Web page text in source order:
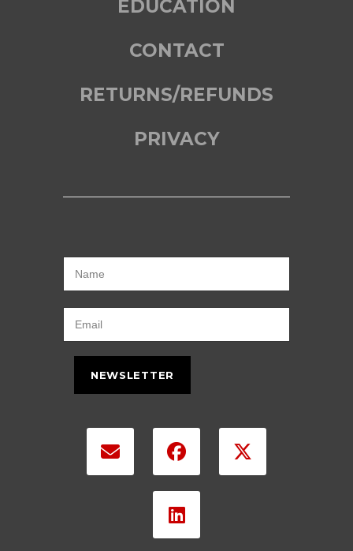
EDUCATION
CONTACT
RETURNS/REFUNDS
PRIVACY
NEWSLETTER